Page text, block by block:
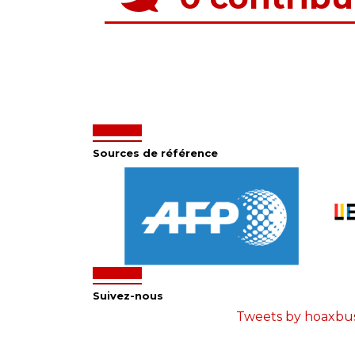
Sources de référence
Suivez-nous
Tweets by